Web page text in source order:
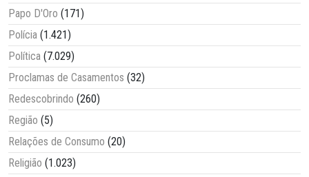
Papo D'Oro (171)
Polícia (1.421)
Política (7.029)
Proclamas de Casamentos (32)
Redescobrindo (260)
Região (5)
Relações de Consumo (20)
Religião (1.023)